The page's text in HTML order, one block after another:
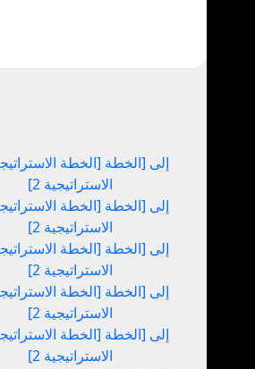
الاستراتيجية 2]
الاستراتيجية 2]
الاستراتيجية 2]
الاستراتيجية 2]
الاستراتيجية 2]